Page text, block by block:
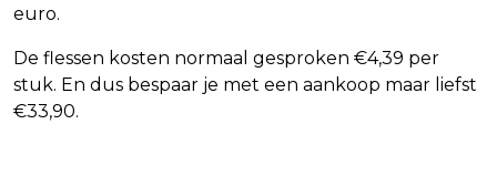
euro.
De flessen kosten normaal gesproken €4,39 per
stuk. En dus bespaar je met een aankoop maar liefst
€33,90.